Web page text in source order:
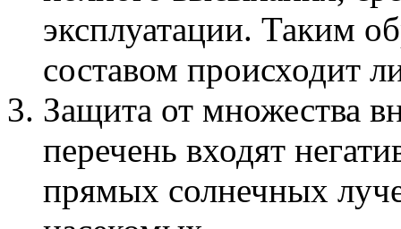
эксплуатации. Таким
составом происходит
Защита от множества
перечень входят
прямых солнечных